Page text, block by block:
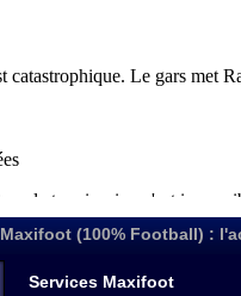
Maxifoot (100% Football) :
Services Maxifoot